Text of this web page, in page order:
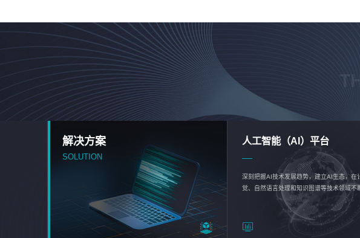
解决方案
SOLUTION
人工智能（AI）平台
深刻把握AI技术发展趋势，建立AI生态，在
觉、自然语言处理和知识图谱等技术领域不
续优化企业数智化转型加速器